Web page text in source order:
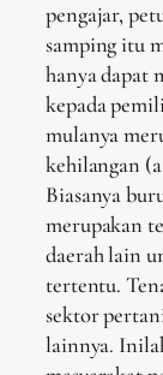
pengajar,
samping itu
hanya dapat
kepada
mulanya
kehilangan
Biasanya
merupakan
daerah lain
tertentu.
sektor
lainnya.